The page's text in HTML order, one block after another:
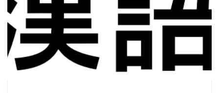
| 16H – 18H30 Animé par Tatiana de Perlinghi et avec Jean-
Pierre Outers comme guide Se glisser dans une langue
comme dans une […]